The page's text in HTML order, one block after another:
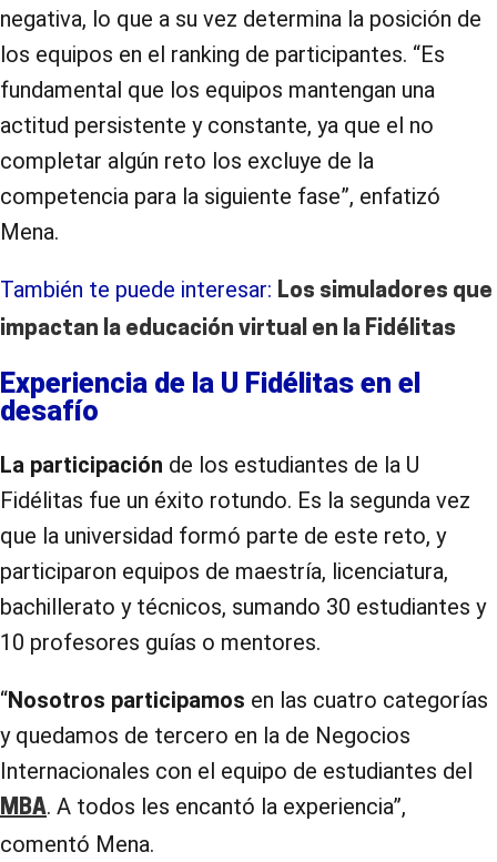
negativa, lo que a su vez determina la posición de
los equipos en el ranking de participantes. “Es
fundamental que los equipos mantengan una
actitud persistente y constante, ya que el no
completar algún reto los excluye de la
competencia para la siguiente fase”, enfatizó
Mena.
También te puede interesar: Los simuladores que
impactan la educación virtual en la Fidélitas
Experiencia de la U Fidélitas en el
desafío
La participación de los estudiantes de la U
Fidélitas fue un éxito rotundo. Es la segunda vez
que la universidad formó parte de este reto, y
participaron equipos de maestría, licenciatura,
bachillerato y técnicos, sumando 30 estudiantes y
10 profesores guías o mentores.
“Nosotros participamos en las cuatro categorías
y quedamos de tercero en la de Negocios
Internacionales con el equipo de estudiantes del
MBA. A todos les encantó la experiencia”,
comentó Mena.